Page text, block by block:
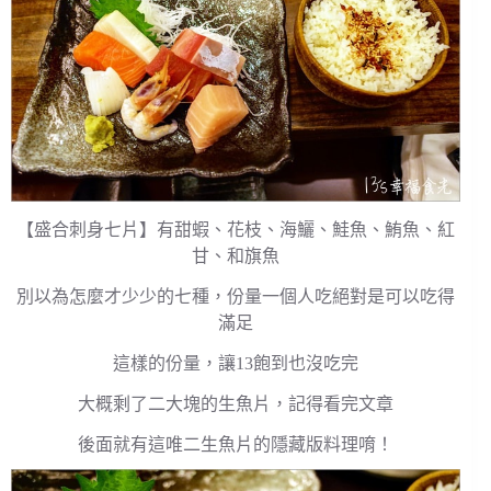
【盛合刺身七片】有甜蝦、花枝、海鱺、鮭魚、鮪魚、紅
甘、和旗魚
別以為怎麼才少少的七種，份量一個人吃絕對是可以吃得
滿足
這樣的份量，讓13飽到也沒吃完
大概剩了二大塊的生魚片，記得看完文章
後面就有這唯二生魚片的隱藏版料理唷！